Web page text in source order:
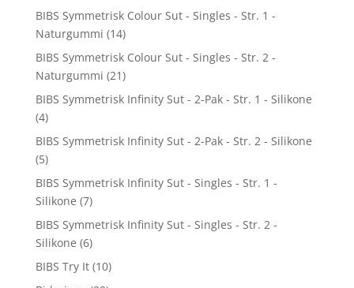
BIBS Symmetrisk Colour Sut - Singles - Str. 1 -
Naturgummi (14)
BIBS Symmetrisk Colour Sut - Singles - Str. 2 -
Naturgummi (21)
BIBS Symmetrisk Infinity Sut - 2-Pak - Str. 1 - Silikone
(4)
BIBS Symmetrisk Infinity Sut - 2-Pak - Str. 2 - Silikone
(5)
BIBS Symmetrisk Infinity Sut - Singles - Str. 1 -
Silikone (7)
BIBS Symmetrisk Infinity Sut - Singles - Str. 2 -
Silikone (6)
BIBS Try It (10)